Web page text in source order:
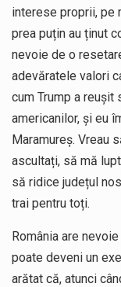
interese proprii, pe
prea puțin au ținut
nevoie de o
adevăratele valori
cum Trump a reușit
americanilor, și eu
Maramureș. Vreau
ascultați, să mă
să ridice județul
trai pentru toți.
România are
poate deveni un
arătat că, atunci